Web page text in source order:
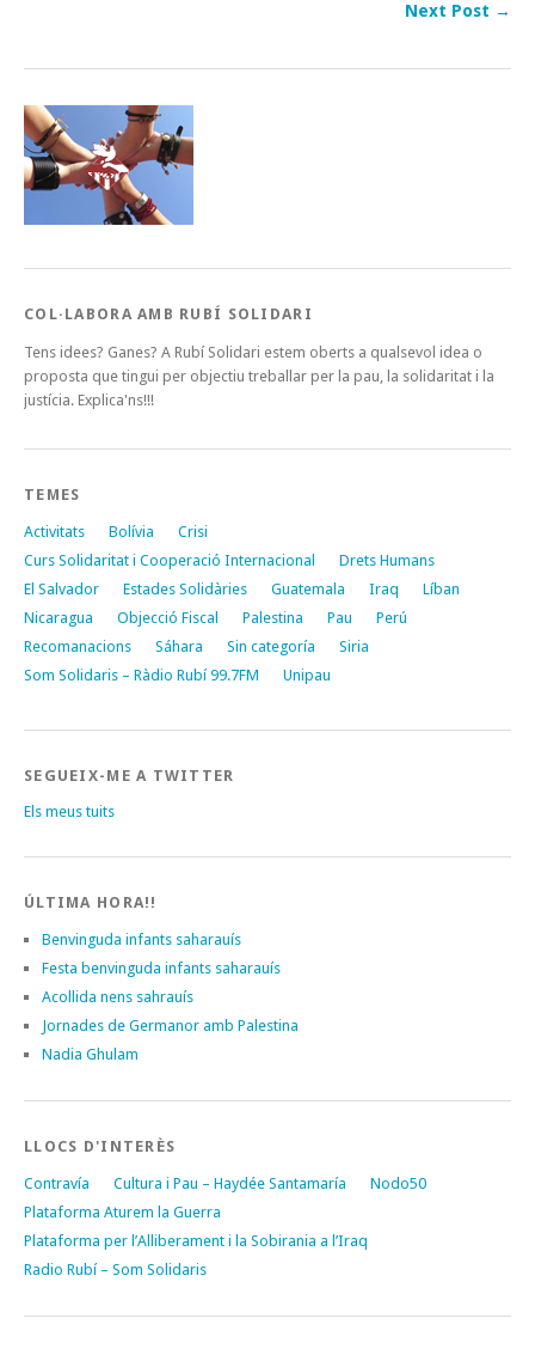
Next Post →
COL·LABORA AMB RUBÍ SOLIDARI
Tens idees? Ganes? A Rubí Solidari estem oberts a qualsevol idea o
proposta que tingui per objectiu treballar per la pau, la solidaritat i la
justícia. Explica'ns!!!
TEMES
Activitats Bolívia
Crisi
Curs Solidaritat i Cooperació Internacional
Drets Humans
El Salvador
Estades Solidàries Guatemala Iraq
Líban
Nicaragua
Objecció Fiscal Palestina Pau
Perú
Recomanacions
Sáhara Sin categoría
Siria
Som Solidaris – Ràdio Rubí 99.7FM
Unipau
SEGUEIX-ME A TWITTER
Els meus tuits
ÚLTIMA HORA!!
Benvinguda infants saharauís
Festa benvinguda infants saharauís
Acollida nens sahrauís
Jornades de Germanor amb Palestina
Nadia Ghulam
LLOCS D'INTERÈS
Contravía Cultura i Pau – Haydée Santamaría
Nodo50
Plataforma Aturem la Guerra
Plataforma per l’Alliberament i la Sobirania a l’Iraq
Radio Rubí – Som Solidaris